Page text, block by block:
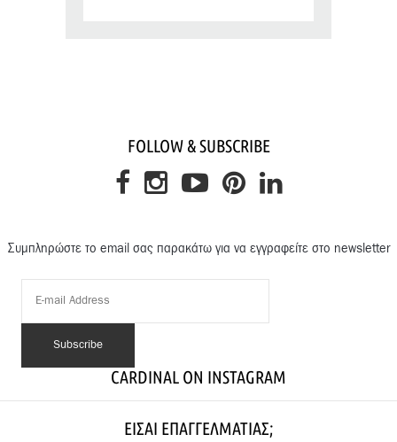
FOLLOW & SUBSCRIBE
Συμπληρώστε το email σας παρακάτω για να εγγραφείτε στο newsletter
CARDINAL ON INSTAGRAM
ΕΊΣΑΙ ΕΠΑΓΓΕΛΜΑΤΊΑΣ;